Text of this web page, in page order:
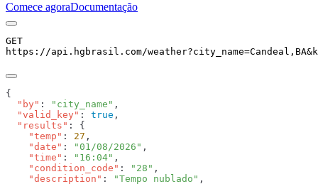
Comece agoraDocumentação
GET
https://api.hgbrasil.com/weather?city_name=Candeal,BA&
  "by"
: "city_name"
  "valid_key"
: true
  "results"
    "temp"
: 27
    "date"
: "01/08/2026"
    "time"
: "16:04"
    "condition_code"
: "28"
    "description"
: "Tempo nublado"